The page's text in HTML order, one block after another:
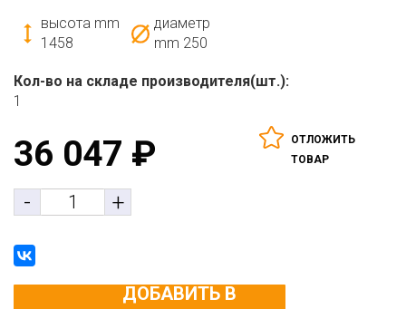
высота mm
1458
диаметр
mm 250
Кол-во на складе производителя(шт.):
1
36 047 ₽
- +
ОТЛОЖИТЬ
ТОВАР
ДОБАВИТЬ В